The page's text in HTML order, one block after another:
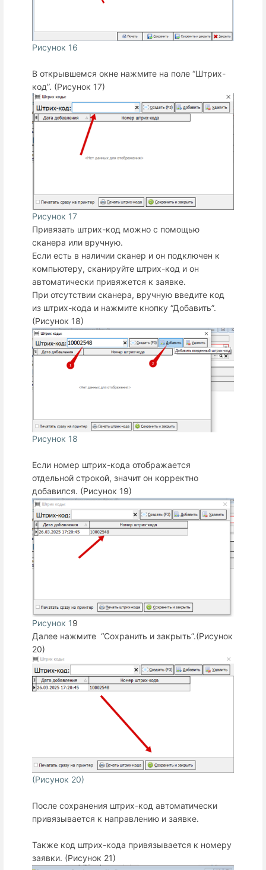
Рисунок 16
В открывшемся окне нажмите на поле “Штрих-
код”. (Рисунок 17)
Рисунок 17
Привязать штрих-код можно с помощью
сканера или вручную.
Если есть в наличии сканер и он подключен к
компьютеру, сканируйте штрих-код и он
автоматически привяжется к заявке.
При отсутствии сканера, вручную введите код
из штрих-кода и нажмите кнопку “Добавить”.
(Рисунок 18)
Рисунок 18
Если номер штрих-кода отображается
отдельной строкой, значит он корректно
добавился. (Рисунок 19)
Рисунок 19
Далее нажмите “Сохранить и закрыть”.(Рисунок
20)
(Рисунок 20)
После сохранения штрих-код автоматически
привязывается к направлению и заявке.
Также код штрих-кода привязывается к номеру
заявки. (Рисунок 21)